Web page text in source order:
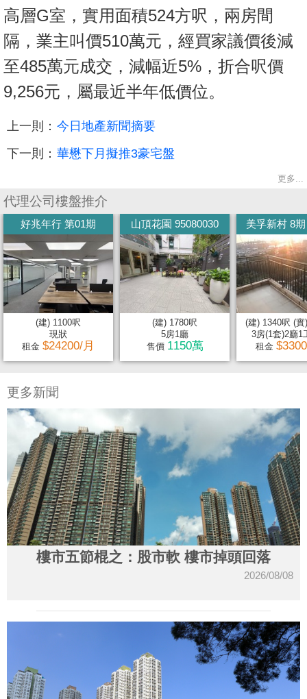
高層G室，實用面積524方呎，兩房間
隔，業主叫價510萬元，經買家議價後減
至485萬元成交，減幅近5%，折合呎價
9,256元，屬最近半年低價位。
上一則： 今日地產新聞摘要
下一則： 華懋下月擬推3豪宅盤
更多...
代理公司樓盤推介
好兆年行 第01期
(建) 1100呎
現狀
租金 $24200/月
山頂花園 95080030
(建) 1780呎
5房1廳
售價 1150萬
美孚新村 8
(建) 1340呎 (實
3房(1套)2廳1
租金
更多新聞
樓市五節棍之：股市軟 樓市掉頭回落
2026/08/08